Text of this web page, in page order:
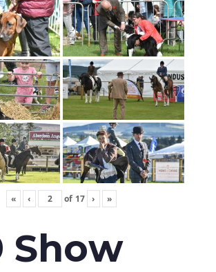
« ‹ of 17 › »
Show